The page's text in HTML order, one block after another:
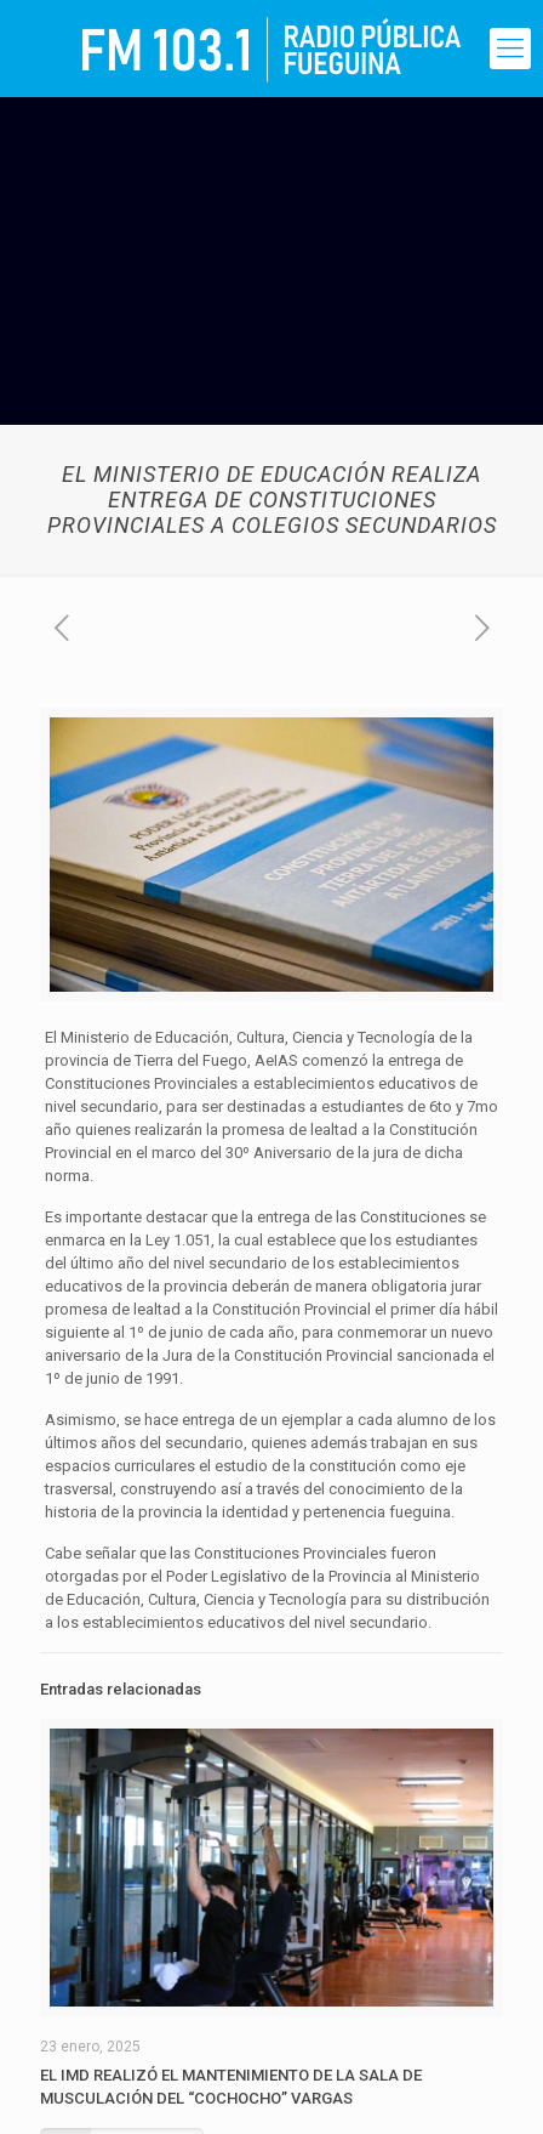
EL MINISTERIO DE EDUCACIÓN REALIZA
ENTREGA DE CONSTITUCIONES
PROVINCIALES A COLEGIOS SECUNDARIOS
El Ministerio de Educación, Cultura, Ciencia y Tecnología de la
provincia de Tierra del Fuego, AeIAS comenzó la entrega de
Constituciones Provinciales a establecimientos educativos de
nivel secundario, para ser destinadas a estudiantes de 6to y 7mo
año quienes realizarán la promesa de lealtad a la Constitución
Provincial en el marco del 30º Aniversario de la jura de dicha
norma.
Es importante destacar que la entrega de las Constituciones se
enmarca en la Ley 1.051, la cual establece que los estudiantes
del último año del nivel secundario de los establecimientos
educativos de la provincia deberán de manera obligatoria jurar
promesa de lealtad a la Constitución Provincial el primer día hábil
siguiente al 1º de junio de cada año, para conmemorar un nuevo
aniversario de la Jura de la Constitución Provincial sancionada el
1º de junio de 1991.
Asimismo, se hace entrega de un ejemplar a cada alumno de los
últimos años del secundario, quienes además trabajan en sus
espacios curriculares el estudio de la constitución como eje
trasversal, construyendo así a través del conocimiento de la
historia de la provincia la identidad y pertenencia fueguina.
Cabe señalar que las Constituciones Provinciales fueron
otorgadas por el Poder Legislativo de la Provincia al Ministerio
de Educación, Cultura, Ciencia y Tecnología para su distribución
a los establecimientos educativos del nivel secundario.
Entradas relacionadas
23 enero, 2025
EL IMD REALIZÓ EL MANTENIMIENTO DE LA SALA DE
MUSCULACIÓN DEL “COCHOCHO” VARGAS